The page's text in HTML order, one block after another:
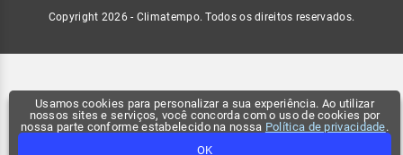
Usamos cookies para personalizar a sua experiência. Ao utilizar
nossos sites e serviços, você concorda com o uso de cookies por
nossa parte conforme estabelecido na nossa Política de privacidade.
OK
Copyright 2026 - Climatempo. Todos os direitos reservados.